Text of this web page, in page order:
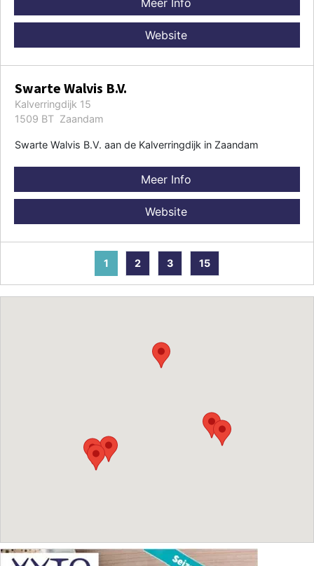
Website
Swarte Walvis B.V.
Kalverringdijk 15
1509 BT Zaandam
Swarte Walvis B.V. aan de Kalverringdijk in Zaandam
Meer Info
Website
1 2 3 15